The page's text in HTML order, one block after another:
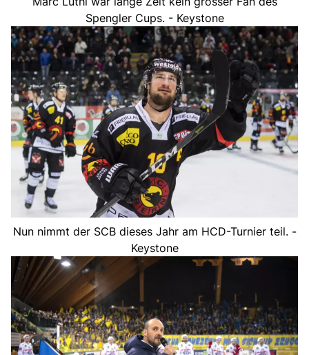
Spengler Cups. - Keystone
Nun nimmt der SCB dieses Jahr am HCD-Turnier teil. -
Keystone